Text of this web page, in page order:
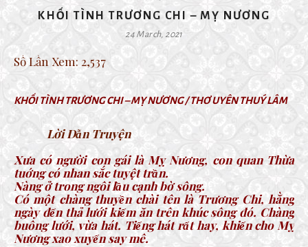
KHỐI TÌNH TRƯƠNG CHI – MỴ NƯƠNG
24 March, 2021
Số Lần Xem: 2,537
KHỐI TÌNH TRƯƠNG CHI – MỴ NƯƠNG / THƠ UYÊN THUÝ LÂM
Lời Dẫn Truyện
Xưa có người con gái là Mỵ Nương, con quan Thừa
tuớng có nhan sắc tuyệt trần.
Nàng ở trong ngôi lầu cạnh bờ sông.
Có một chàng thuyền chài tên là Trương Chi, hằng
ngày đến thả lưới kiếm ăn trên khúc sông đó. Chàng
buông lưới, vừa hát. Tiếng hát rất hay, khiến cho Mỵ
Nương xao xuyến say mê.